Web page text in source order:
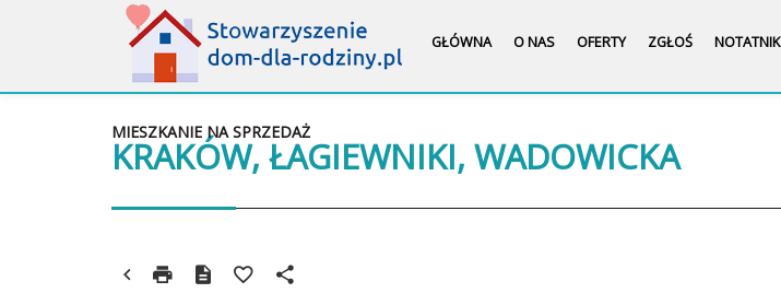
GŁÓWNA O NAS OFERTY ZGŁOŚ NOTATNIK
KRAKÓW, ŁAGIEWNIKI, WADOWICKA
MIESZKANIE NA SPRZEDAŻ